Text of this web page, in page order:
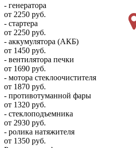
- генератора
от 2250 руб.
- стартера
от 2250 руб.
- аккумулятора (АКБ)
от 1450 руб.
- вентилятора печки
от 1690 руб.
- мотора стеклоочистителя
от 1870 руб.
- противотуманной фары
от 1320 руб.
- стеклоподъемника
от 2930 руб.
- ролика натяжителя
от 1350 руб.